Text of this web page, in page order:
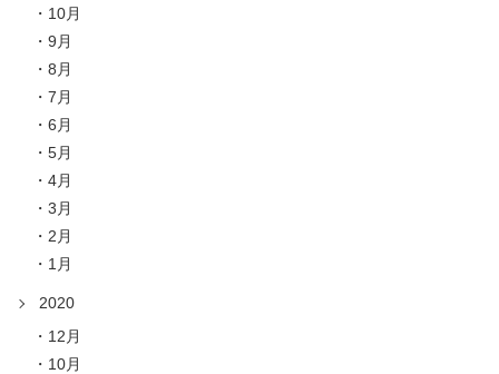
10月
9月
8月
7月
6月
5月
4月
3月
2月
1月
2020
12月
10月